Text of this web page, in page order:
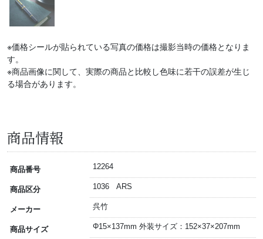
※価格シールが貼られている写真の価格は撮影当時の価格となりま
す。
※商品画像に関して、実際の商品と比較し色味に若干の誤差が生じ
る場合があります。
商品情報
商品番号 12264
商品区分 1036 ARS
メーカー 呉竹
商品サイズ Φ15×137mm 外装サイズ：152×37×207mm